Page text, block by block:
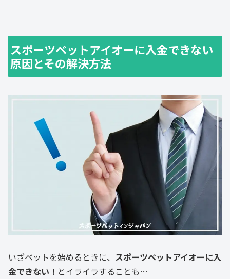
スポーツベットアイオーに入金できない
原因とその解決方法
いざベットを始めるときに、 スポーツベットアイオーに入
金できない！ とイライラすることも…